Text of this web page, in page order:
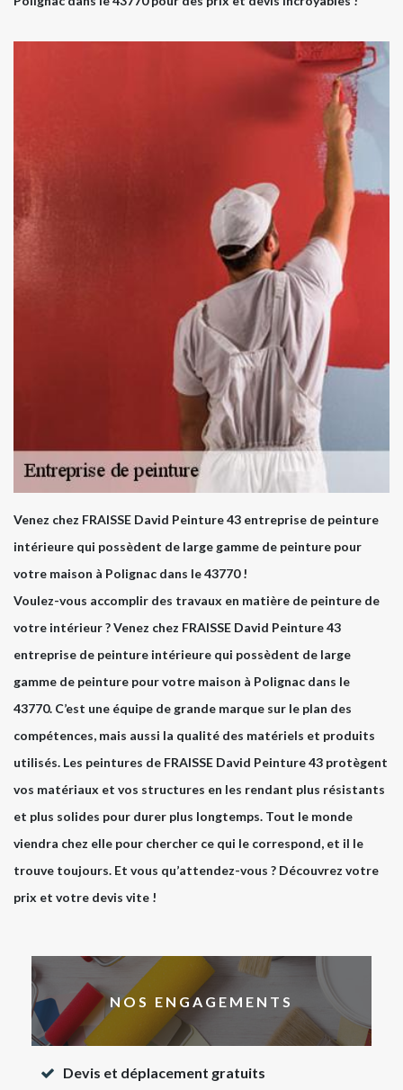
Venez chez FRAISSE David Peinture 43 entreprise de peinture
intérieure qui possèdent de large gamme de peinture pour
votre maison à Polignac dans le 43770 !
Voulez-vous accomplir des travaux en matière de peinture de
votre intérieur ? Venez chez FRAISSE David Peinture 43
entreprise de peinture intérieure qui possèdent de large
gamme de peinture pour votre maison à Polignac dans le
43770. C’est une équipe de grande marque sur le plan des
compétences, mais aussi la qualité des matériels et produits
utilisés. Les peintures de FRAISSE David Peinture 43 protègent
vos matériaux et vos structures en les rendant plus résistants
et plus solides pour durer plus longtemps. Tout le monde
viendra chez elle pour chercher ce qui le correspond, et il le
trouve toujours. Et vous qu’attendez-vous ? Découvrez votre
prix et votre devis vite !
NOS ENGAGEMENTS
Devis et déplacement gratuits